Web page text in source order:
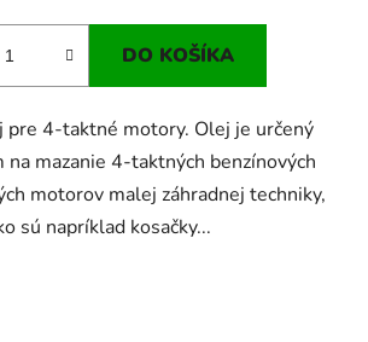
DO KOŠÍKA
pre 4-taktné motory. Olej je určený
na mazanie 4-taktných benzínových
motorov malej záhradnej techniky,
sú napríklad kosačky...